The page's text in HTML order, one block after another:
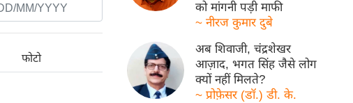
फोटो
को मांगनी पड़ी माफी
~ नीरज कुमार दुबे
अब शिवाजी, चंद्रशेखर
आज़ाद, भगत सिंह जैसे लोग
क्यों नहीं मिलते?
~ प्रोफ़ेसर (डॉ.) डी. के.